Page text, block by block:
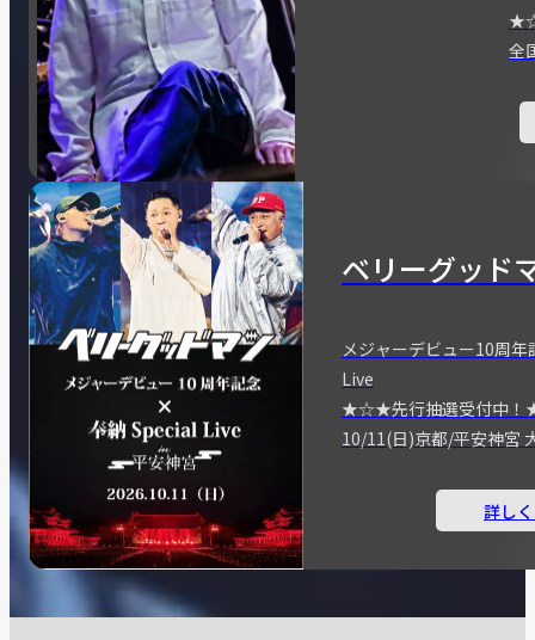
全
ベリーグッド
メジャーデビュー10周
Live
★☆★先行抽選受付中
10/11(日)京都/平安神宮
詳し